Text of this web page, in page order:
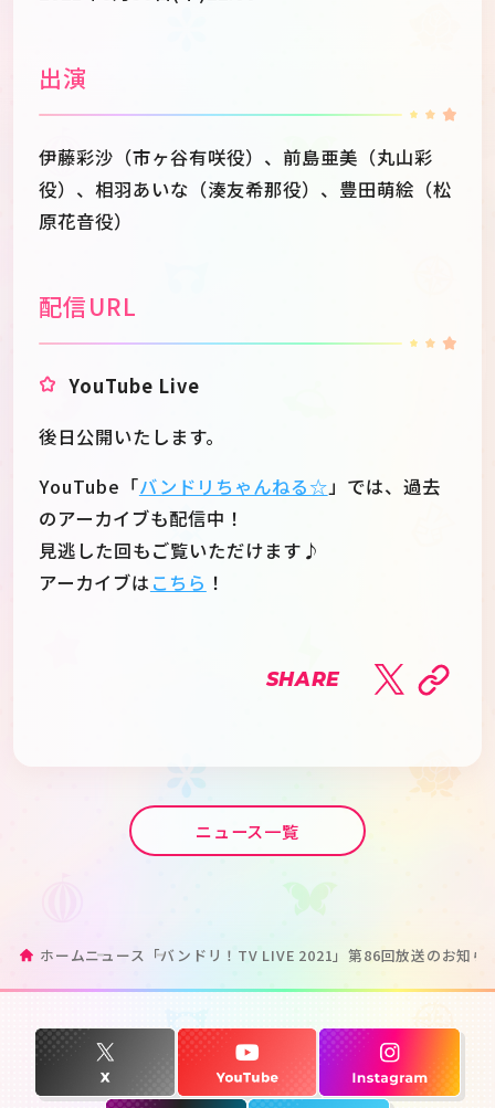
出演
伊藤彩沙（市ヶ谷有咲役）、前島亜美（丸山彩
役）、相羽あいな（湊友希那役）、豊田萌絵（松
原花音役）
配信URL
YouTube Live
後日公開いたします。
YouTube「バンドリちゃんねる☆」では、過去
のアーカイブも配信中！
見逃した回もご覧いただけます♪
アーカイブは こちら ！
SHARE
ニュース一覧
ホームニュース 「バンドリ！TV LIVE 2021」第86回放送のお知ら